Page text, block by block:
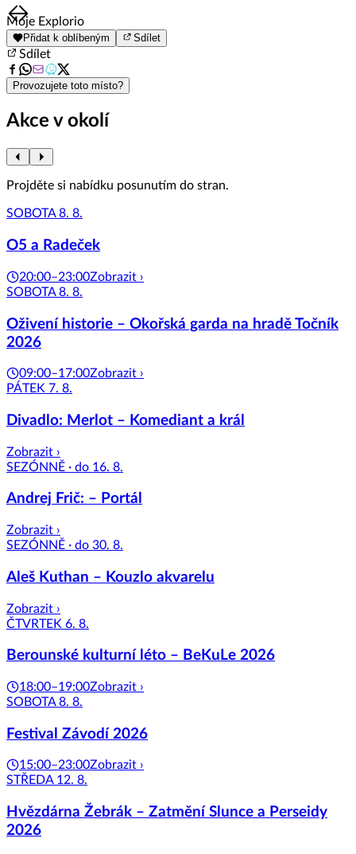
Item
1
of
8
Moje Explorio
Přidat k oblíbeným Sdílet
Sdílet
Provozujete toto místo?
Akce v okolí
Projděte si nabídku posunutím do stran.
SOBOTA 8. 8.
O5 a Radeček
20:00–23:00Zobrazit ›
SOBOTA 8. 8.
Oživení historie – Okořská garda na hradě Točník
2026
09:00–17:00Zobrazit ›
PÁTEK 7. 8.
Divadlo: Merlot – Komediant a král
Zobrazit ›
SEZÓNNĚ · do 16. 8.
Andrej Frič: – Portál
Zobrazit ›
SEZÓNNĚ · do 30. 8.
Aleš Kuthan – Kouzlo akvarelu
Zobrazit ›
ČTVRTEK 6. 8.
Berounské kulturní léto – BeKuLe 2026
18:00–19:00Zobrazit ›
SOBOTA 8. 8.
Festival Závodí 2026
15:00–23:00Zobrazit ›
STŘEDA 12. 8.
Hvězdárna Žebrák – Zatmění Slunce a Perseidy
2026